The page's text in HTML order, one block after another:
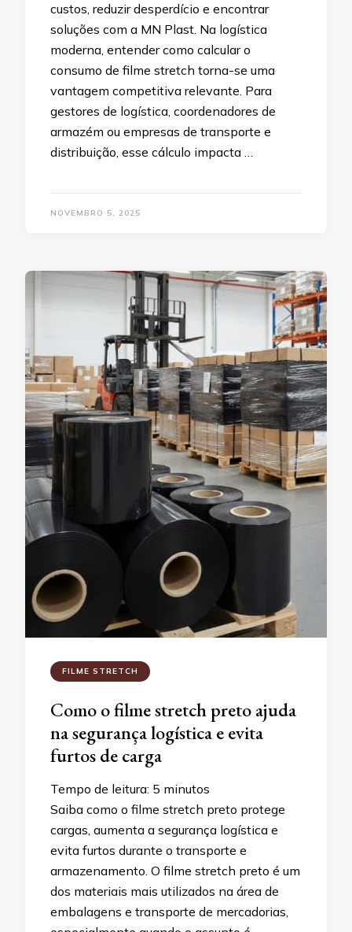
custos, reduzir desperdício e encontrar
soluções com a MN Plast. Na logística
moderna, entender como calcular o
consumo de filme stretch torna-se uma
vantagem competitiva relevante. Para
gestores de logística, coordenadores de
armazém ou empresas de transporte e
distribuição, esse cálculo impacta …
NOVEMBRO 5, 2025
FILME STRETCH
Como o filme stretch preto ajuda
na segurança logística e evita
furtos de carga
Tempo de leitura: 5 minutos
Saiba como o filme stretch preto protege
cargas, aumenta a segurança logística e
evita furtos durante o transporte e
armazenamento. O filme stretch preto é um
dos materiais mais utilizados na área de
embalagens e transporte de mercadorias,